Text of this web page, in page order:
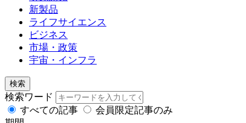
新製品
ライフサイエンス
ビジネス
市場・政策
宇宙・インフラ
検索
検索ワード
すべての記事
会員限定記事のみ